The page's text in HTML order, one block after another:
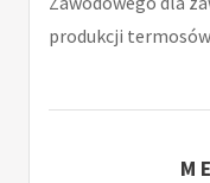
produkcji